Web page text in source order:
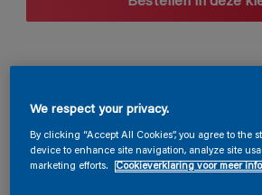
Voorgestelde
De perfecte wit
We respect your privacy.
By clicking “Accept All Cookies”, you agree to the
device to enhance site navigation, analyze site
marketing efforts.
Cookieverklaring voor meer